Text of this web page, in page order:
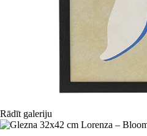
Rādīt galeriju